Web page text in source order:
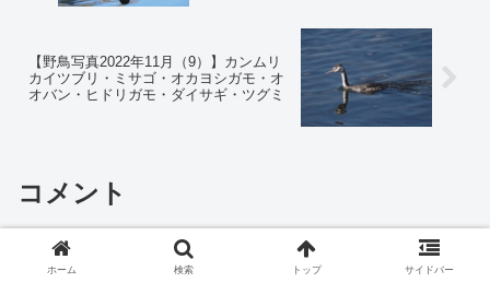
【野鳥写真2022年11月（9）】カンムリ
カイツブリ・ミサゴ・オカヨシガモ・オ
オバン・ヒドリガモ・ダイサギ・ツグミ
コメント
コメントを書き込む
ホーム 検索 トップ サイドバー